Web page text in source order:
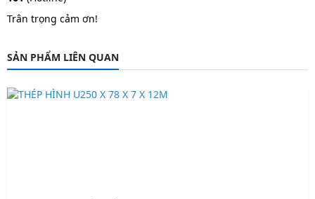
Trân trọng cảm ơn!
SẢN PHẨM LIÊN QUAN